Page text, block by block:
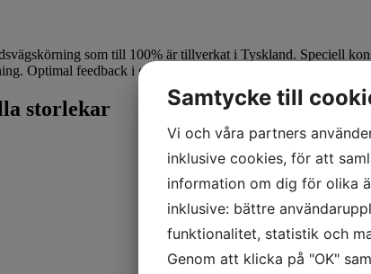
som till 100% är tillverkat i Tyskland. Speciell
Optimal feedback i gränsområdet vid släpp. Traction Skin
storlekar Samtycke till
Vi och våra partners
inklusive cookies, för att
information om dig för olika
inklusive: bättre
funktionalitet, statistik och
Genom att klicka på "OK"